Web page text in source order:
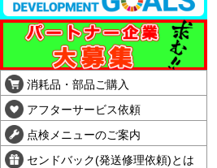
消耗品・部品ご購入
アフターサービス依頼
点検メニューのご案内
センドバック(発送修理依頼)とは